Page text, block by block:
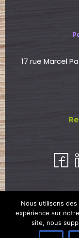
17 rue Marcel
Nous utilisons
expérience sur
site, nous